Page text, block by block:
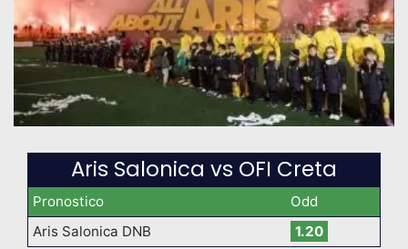
Aris Salonica vs OFI Creta
Pronostico
Odd
Aris Salonica DNB
1.20